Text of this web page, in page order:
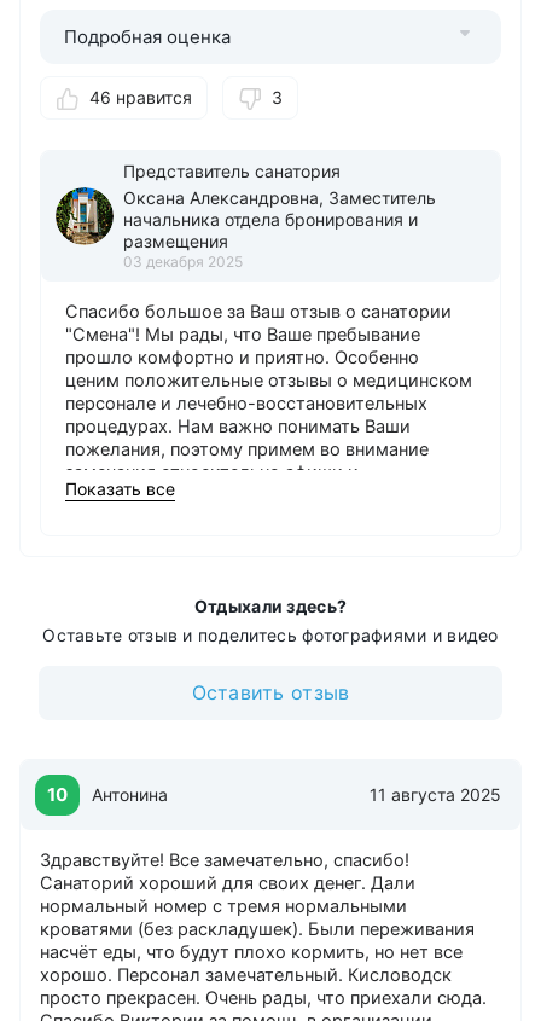
Подробная оценка
46 нравится 3
Представитель санатория
Оксана Александровна, Заместитель
начальника отдела бронирования и
размещения
03 декабря 2025
Спасибо большое за Ваш отзыв о санатории
"Смена"! Мы рады, что Ваше пребывание
прошло комфортно и приятно. Особенно
ценим положительные отзывы о медицинском
персонале и лечебно-восстановительных
процедурах. Нам важно понимать Ваши
пожелания, поэтому примем во внимание
замечания относительно афиши и
информирования о фильмах. Будем
Показать все
Отдыхали здесь?
Оставьте отзыв и поделитесь фотографиями и видео
Оставить отзыв
10 Антонина 11 августа 2025
Здравствуйте! Все замечательно, спасибо!
Санаторий хороший для своих денег. Дали
нормальный номер с тремя нормальными
кроватями (без раскладушек). Были переживания
насчёт еды, что будут плохо кормить, но нет все
хорошо. Персонал замечательный. Кисловодск
просто прекрасен. Очень рады, что приехали сюда.